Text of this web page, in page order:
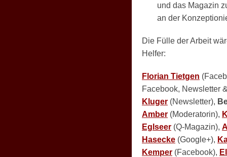
und das Magazin
an der
Die Fülle der Arbeit
Helfer:
Florian Tietgen
Facebook, Newsletter
Kluger (Newsletter),
Amber (Moderatorin),
Eglseer (Q-Magazin),
Hasecke (Google+),
Kemper (Facebook),